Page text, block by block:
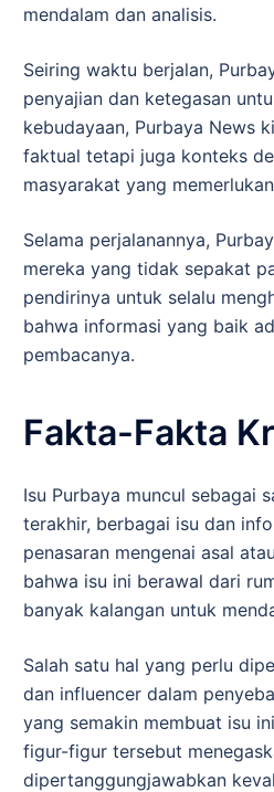
mendalam dan analisis.
Seiring waktu berjalan,
penyajian dan ketegasan
kebudayaan, Purbaya News
faktual tetapi juga konteks
masyarakat yang
Selama perjalanannya,
mereka yang tidak sepakat
pendirinya untuk selalu
bahwa informasi yang baik
pembacanya.
Fakta-Fakta
Isu Purbaya muncul sebagai
terakhir, berbagai isu dan
penasaran mengenai asal
bahwa isu ini berawal dari
banyak kalangan untuk
Salah satu hal yang perlu
dan influencer dalam
yang semakin membuat isu
figur-figur tersebut
dipertanggungjawabkan